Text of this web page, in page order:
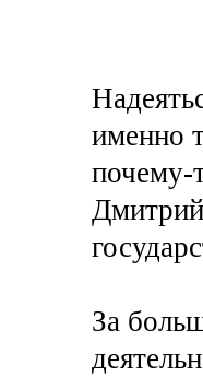
именно
почему-
За